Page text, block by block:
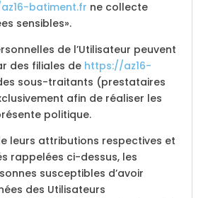
batiment.fr ne collecte
sensibles».
de l’Utilisateur peuvent
des filiales de https://az16-
sous-traitants (prestataires
afin de réaliser les
politique.
leurs attributions respectives et
rappelées ci-dessus, les
susceptibles d’avoir
des Utilisateurs